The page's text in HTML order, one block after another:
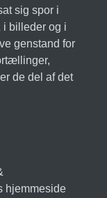
sig spor i
i billeder og i
genstand for
de del af det
hjemmeside